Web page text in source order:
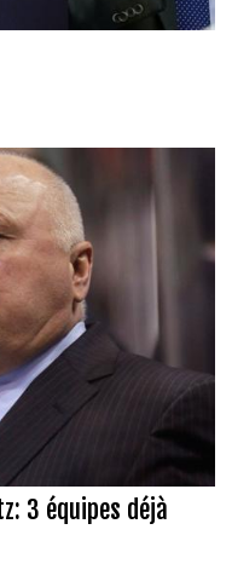
3 équipes déjà